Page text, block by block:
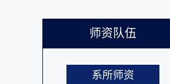
师资队伍
系所师资